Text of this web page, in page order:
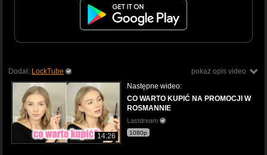
pokaż opis video
Dodał: LockTube
14:26
Następne wideo:
CO WARTO KUPIĆ NA PROMOCJI W
ROSMANNIE
Lastdream
1080p